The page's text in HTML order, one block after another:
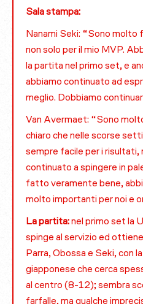
Sala stampa:
Nanami Seki: “Sono
non solo per il mio MVP.
la partita nel primo set, e
abbiamo continuato ad
meglio. Dobbiamo
Van Avermaet: “Sono
chiaro che nelle scorse
sempre facile per i risultati,
continuato a spingere in
fatto veramente bene,
molto importanti per noi e
La partita:nel primo set la
spinge al servizio ed
Parra, Obossa e Seki, con
giapponese che cerca
al centro (8-12); sembra
farfalle, ma qualche